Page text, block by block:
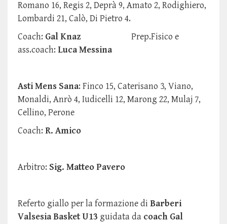
Romano 16, Regis 2, Deprà 9, Amato 2, Rodighiero,
Lombardi 21, Calò, Di Pietro 4.
Coach: Gal Knaz Prep.Fisico e
ass.coach: Luca Messina
Asti Mens Sana: Finco 15, Caterisano 3, Viano,
Monaldi, Anrò 4, Iudicelli 12, Marong 22, Mulaj 7,
Cellino, Perone
Coach: R. Amico
Arbitro: Sig. Matteo Pavero
Referto giallo per la formazione di Barberi
Valsesia Basket U13 guidata da coach Gal